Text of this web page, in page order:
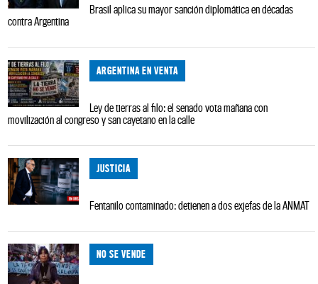
Brasil aplica su mayor sanción diplomática en décadas
contra Argentina
ARGENTINA EN VENTA
Ley de tierras al filo: el senado vota mañana con
movilización al congreso y san cayetano en la calle
JUSTICIA
Fentanilo contaminado: detienen a dos exjefas de la ANMAT
NO SE VENDE